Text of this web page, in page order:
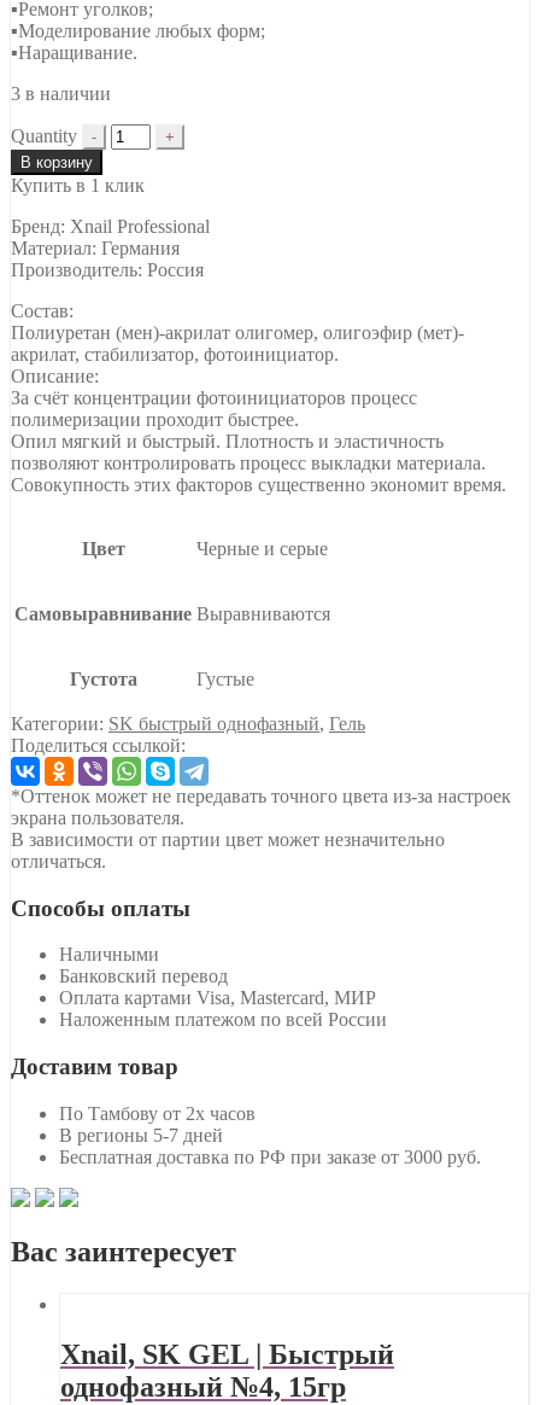
▪Ремонт уголков;
▪Моделирование любых форм;
▪Наращивание.
3 в наличии
Quantity
В корзину
Купить в 1 клик
Бренд: Xnail Professional
Материал: Германия
Производитель: Россия
Состав:
Полиуретан (мен)-акрилат олигомер, олигоэфир (мет)-
акрилат, стабилизатор, фотоинициатор.
Описание:
За счёт концентрации фотоинициаторов процесс
полимеризации проходит быстрее.
Опил мягкий и быстрый. Плотность и эластичность
позволяют контролировать процесс выкладки материала.
Совокупность этих факторов существенно экономит время.
Цвет Черные и серые
Самовыравнивание Выравниваются
Густота Густые
Категории: SK быстрый однофазный, Гель
Поделиться ссылкой:
*Оттенок может не передавать точного цвета из-за настроек
экрана пользователя.
В зависимости от партии цвет может незначительно
отличаться.
Способы оплаты
Наличными
Банковский перевод
Оплата картами Visa, Mastercard, МИР
Наложенным платежом по всей России
Доставим товар
По Тамбову от 2х часов
В регионы 5-7 дней
Бесплатная доставка по РФ при заказе от 3000 руб.
Вас заинтересует
Xnail, SK GEL | Быстрый
однофазный №4, 15гр